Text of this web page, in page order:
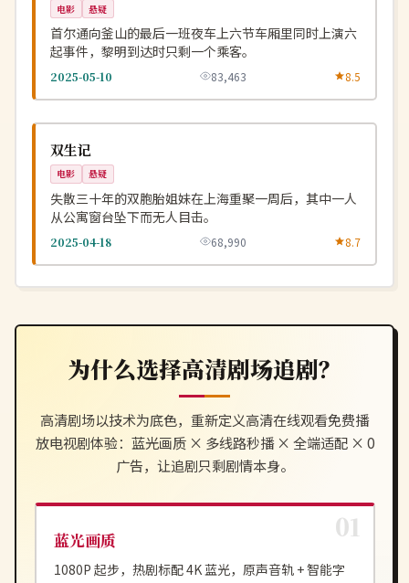
电影 悬疑
首尔通向釜山的最后一班夜车上六节车厢里同时上演六
起事件，黎明到达时只剩一个乘客。
2025-05-10 83,463 8.5
中国
双生记
电影 悬疑
失散三十年的双胞胎姐妹在上海重聚一周后，其中一人
从公寓窗台坠下而无人目击。
2025-04-18 68,990 8.7
为什么选择高清剧场追剧？
高清剧场以技术为底色，重新定义高清在线观看免费播
放电视剧体验：蓝光画质 × 多线路秒播 × 全端适配 × 0
广告，让追剧只剩剧情本身。
蓝光画质
1080P 起步，热剧标配 4K 蓝光，原声音轨 + 智能字